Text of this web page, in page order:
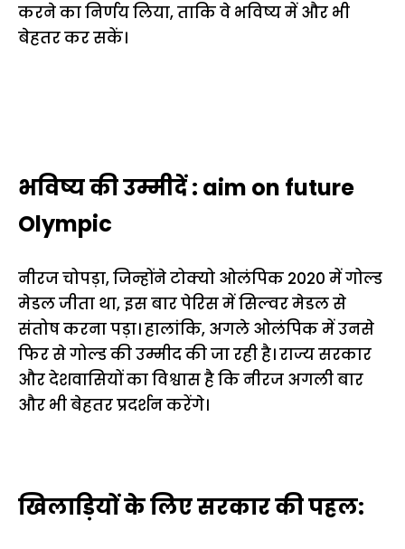
करने का निर्णय लिया, ताकि वे भविष्य में और भी
बेहतर कर सकें।
भविष्य की उम्मीदें : aim on future
Olympic
नीरज चोपड़ा, जिन्होंने टोक्यो ओलंपिक 2020 में गोल्ड
मेडल जीता था, इस बार पेरिस में सिल्वर मेडल से
संतोष करना पड़ा। हालांकि, अगले ओलंपिक में उनसे
फिर से गोल्ड की उम्मीद की जा रही है। राज्य सरकार
और देशवासियों का विश्वास है कि नीरज अगली बार
और भी बेहतर प्रदर्शन करेंगे।
खिलाड़ियों के लिए सरकार की पहल: